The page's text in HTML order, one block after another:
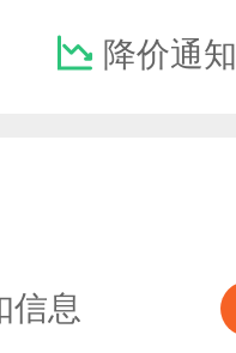
降价通知
信息